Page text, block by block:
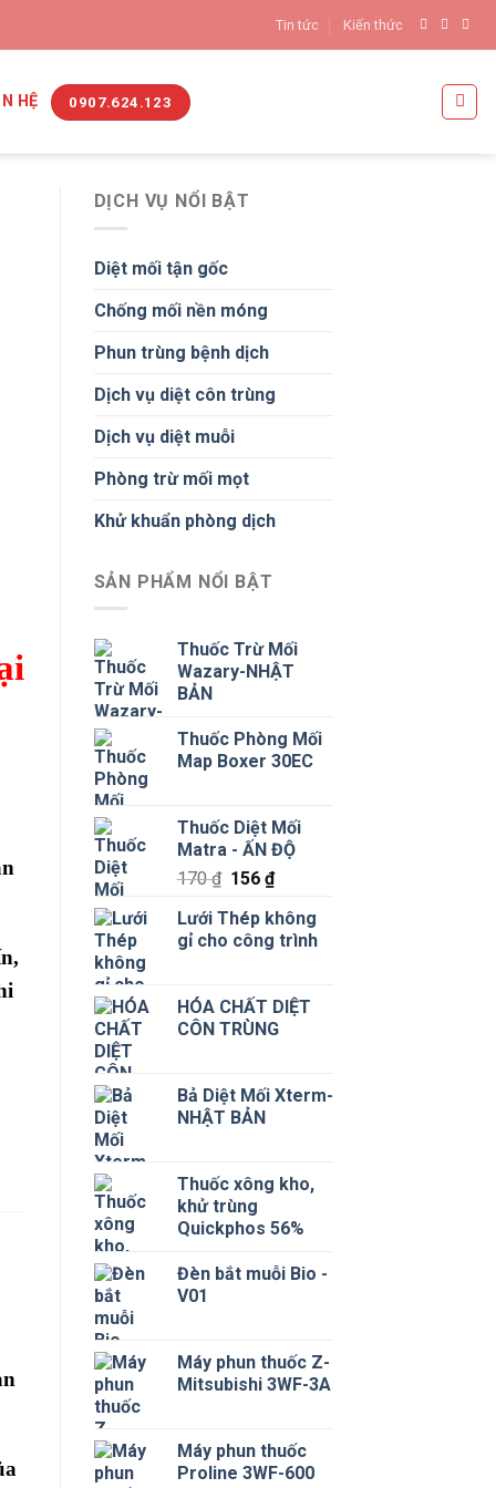
Tin tức Kiến thức
HỆ 0907.624.123
DỊCH VỤ NỔI BẬT
Diệt mối tận gốc
Chống mối nền móng
Phun trùng bệnh dịch
Dịch vụ diệt côn trùng
Dịch vụ diệt muỗi
Phòng trừ mối mọt
Khử khuẩn phòng dịch
SẢN PHẨM NỔI BẬT
Thuốc Trừ Mối
Wazary-NHẬT
BẢN
Thuốc Phòng Mối
Map Boxer 30EC
Thuốc Diệt Mối
Matra - ẤN ĐỘ
170₫ Giá
là:
170 ₫.
156₫Giá
tại
là:
Lưới Thép không
gỉ cho công trình
HÓA CHẤT DIỆT
CÔN TRÙNG
Bả Diệt Mối Xterm-
NHẬT BẢN
Thuốc xông kho,
khử trùng
Quickphos 56%
Đèn bắt muỗi Bio -
V01
Máy phun thuốc Z-
Mitsubishi 3WF-3A
Máy phun thuốc
Proline 3WF-600